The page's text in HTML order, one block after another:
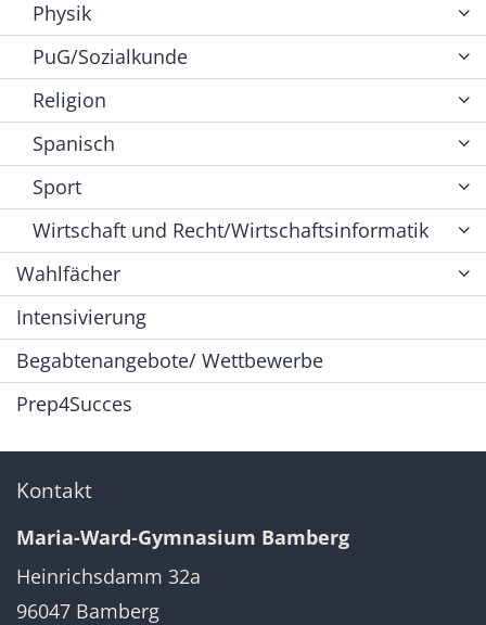
Physik
PuG/Sozialkunde
Religion
Spanisch
Sport
Wirtschaft und Recht/Wirtschaftsinformatik
Wahlfächer
Intensivierung
Begabtenangebote/ Wettbewerbe
Prep4Succes
Kontakt
Maria-Ward-Gymnasium Bamberg
Heinrichsdamm 32a
96047 Bamberg